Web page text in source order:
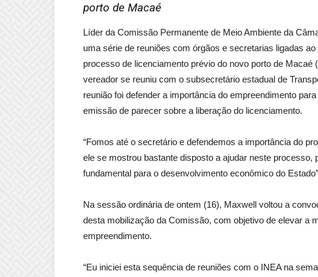
porto de Macaé
Líder da Comissão Permanente de Meio Ambiente da
uma série de reuniões com órgãos e secretarias ligadas
processo de licenciamento prévio do novo porto de Macaé
vereador se reuniu com o subsecretário estadual de
reunião foi defender a importância do empreendimento
emissão de parecer sobre a liberação do licenciamento.
“Fomos até o secretário e defendemos a importância do
ele se mostrou bastante disposto a ajudar neste processo,
fundamental para o desenvolvimento econômico do
Na sessão ordinária de ontem (16), Maxwell voltou a
desta mobilização da Comissão, com objetivo de elevar a
empreendimento.
“Eu iniciei esta sequência de reuniões com o INEA na